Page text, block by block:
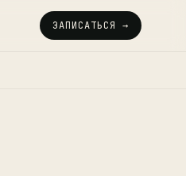
ЗАПИСАТЬСЯ →